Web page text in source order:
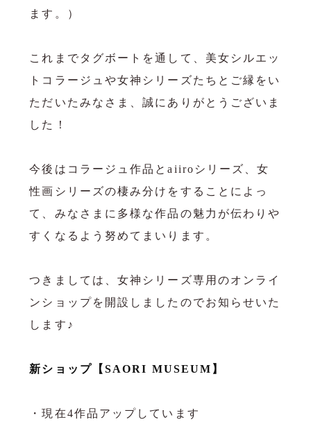
ます。）
これまでタグボートを通して、美女シルエッ
トコラージュや女神シリーズたちとご縁をい
ただいたみなさま、誠にありがとうございま
した！
今後はコラージュ作品とaiiroシリーズ、女
性画シリーズの棲み分けをすることによっ
て、みなさまに多様な作品の魅力が伝わりや
すくなるよう努めてまいります。
つきましては、女神シリーズ専用のオンライ
ンショップを開設しましたのでお知らせいた
します♪
新ショップ【SAORI MUSEUM】
・現在4作品アップしています